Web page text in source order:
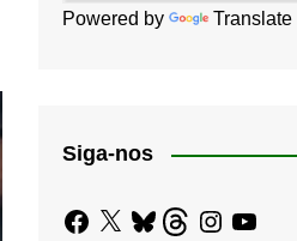
Powered by Translate
Siga-nos
Facebook
X BlueskyThreadsInstagram
YouTube